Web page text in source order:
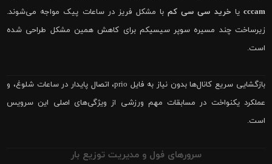
cccam یا خرید سی سی کمبا مشکل فریز در ساعات پیک مواجه می‌شوند.
زیرساخت چند مسیره سوپر سیسیکم برای کاهش همین مشکل طراحی شده
است.
بازگشایی سریع کانال‌ها بدون نیاز به فایل prio، اتصال پایدار در ساعات شلوغ، و
عملکرد یکنواخت در مسابقات مهم ورزشی از ویژگی‌های اصلی این سرویس
است.
سرورهای فول و مدیریت توزیع بار